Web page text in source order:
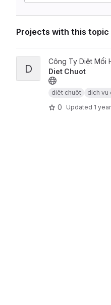
Projects with this topic
View Dich Vu Diet Chuot
D
Công Ty Diệt Mối
Diet Chuot
diệt chuột dịch vụ
0 Updated 1